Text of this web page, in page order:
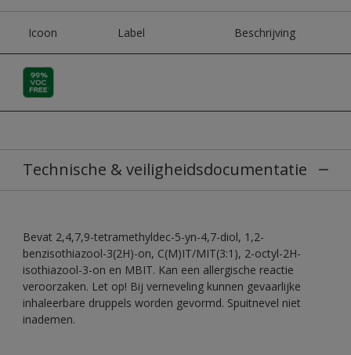
Icoon Label Beschrijving
Technische & veiligheidsdocumentatie
Bevat 2,4,7,9-tetramethyldec-5-yn-4,7-diol, 1,2-
benzisothiazool-3(2H)-on, C(M)IT/MIT(3:1), 2-octyl-2H-
isothiazool-3-on en MBIT. Kan een allergische reactie
veroorzaken. Let op! Bij verneveling kunnen gevaarlijke
inhaleerbare druppels worden gevormd. Spuitnevel niet
inademen.